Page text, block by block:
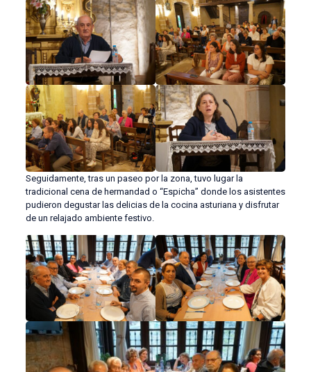
Seguidamente, tras un paseo por la zona, tuvo lugar la
tradicional cena de hermandad o “Espicha” donde los asistentes
pudieron degustar las delicias de la cocina asturiana y disfrutar
de un relajado ambiente festivo.